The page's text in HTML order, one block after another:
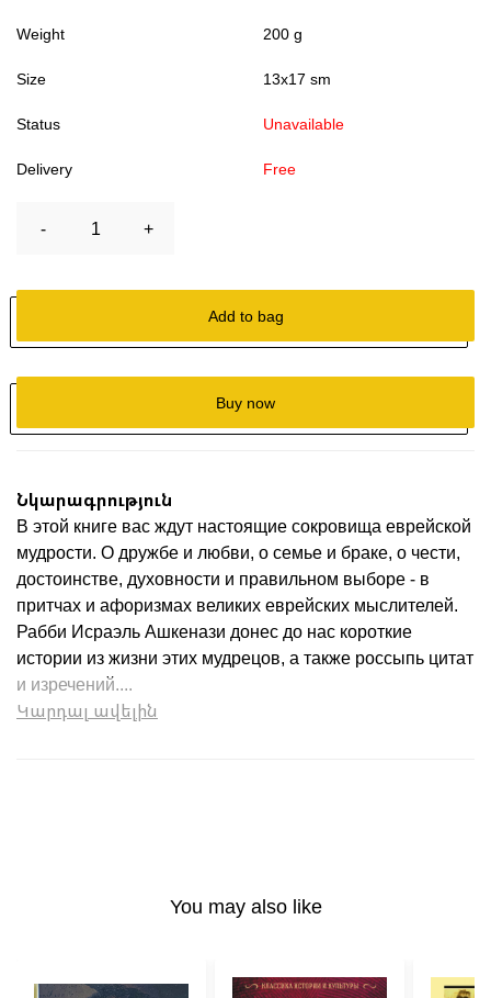
Weight 200 g
Size 13x17 sm
Status Unavailable
Delivery Free
- 1 +
Add to bag
Buy now
Նկարագրություն
В этой книге вас ждут настоящие сокровища еврейской
мудрости. О дружбе и любви, о семье и браке, о чести,
достоинстве, духовности и правильном выборе - в
притчах и афоризмах великих еврейских мыслителей.
Рабби Исраэль Ашкенази донес до нас короткие
истории из жизни этих мудрецов, а также россыпь цитат
и изречений....
Կարդալ ավելին
You may also like